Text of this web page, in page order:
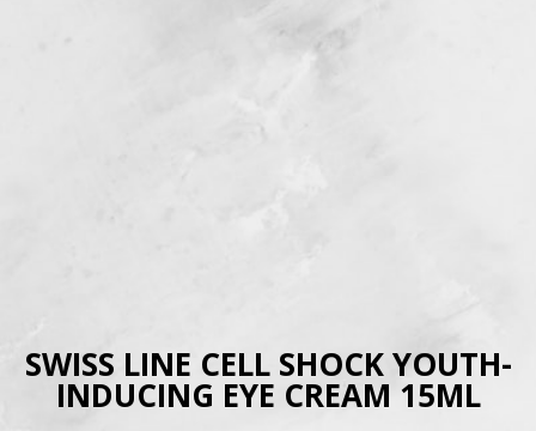
SWISS LINE CELL SHOCK YOUTH-
INDUCING EYE CREAM 15ML